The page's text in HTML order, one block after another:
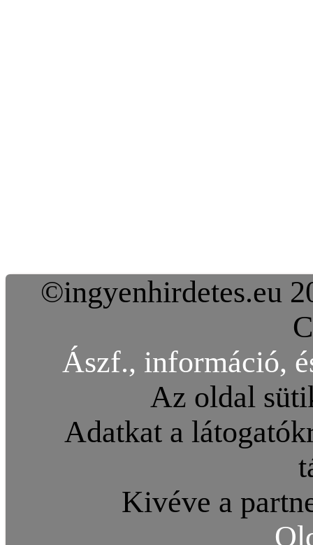
©ingyenhirdetes.eu
Ászf., információ,
Az oldal
Adatkat a
Kivéve a